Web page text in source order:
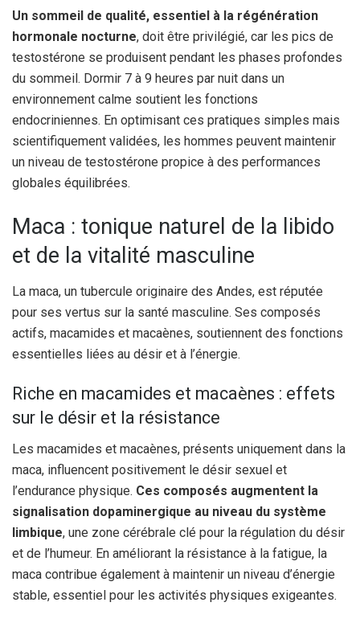
Un sommeil de qualité, essentiel à la régénération
hormonale nocturne, doit être privilégié, car les pics de
testostérone se produisent pendant les phases profondes
du sommeil. Dormir 7 à 9 heures par nuit dans un
environnement calme soutient les fonctions
endocriniennes. En optimisant ces pratiques simples mais
scientifiquement validées, les hommes peuvent maintenir
un niveau de testostérone propice à des performances
globales équilibrées.
Maca : tonique naturel de la libido
et de la vitalité masculine
La maca, un tubercule originaire des Andes, est réputée
pour ses vertus sur la santé masculine. Ses composés
actifs, macamides et macaènes, soutiennent des fonctions
essentielles liées au désir et à l’énergie.
Riche en macamides et macaènes : effets
sur le désir et la résistance
Les macamides et macaènes, présents uniquement dans la
maca, influencent positivement le désir sexuel et
l’endurance physique. Ces composés augmentent la
signalisation dopaminergique au niveau du système
limbique, une zone cérébrale clé pour la régulation du désir
et de l’humeur. En améliorant la résistance à la fatigue, la
maca contribue également à maintenir un niveau d’énergie
stable, essentiel pour les activités physiques exigeantes.